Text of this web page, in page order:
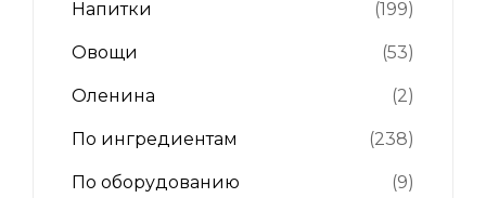
Напитки (199)
Овощи (53)
Оленина (2)
По ингредиентам (238)
По оборудованию (9)